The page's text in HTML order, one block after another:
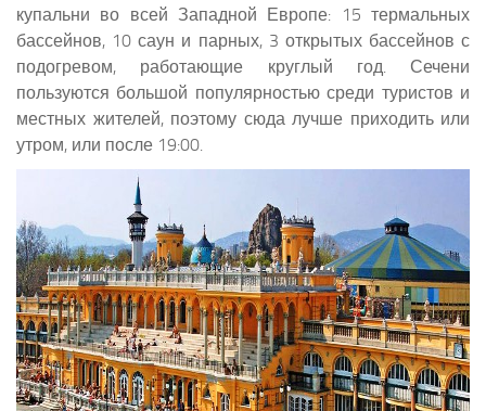
купальни во всей Западной Европе: 15 термальных
бассейнов, 10 саун и парных, 3 открытых бассейнов с
подогревом, работающие круглый год. Сечени
пользуются большой популярностью среди туристов и
местных жителей, поэтому сюда лучше приходить или
утром, или после 19:00.